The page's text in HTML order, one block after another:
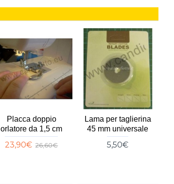
Placca doppio
orlatore da 1,5 cm
23,90€ 26,60€
Lama per taglierina
45 mm universale
5,50€